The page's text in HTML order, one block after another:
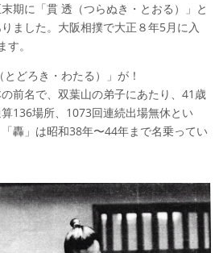
期に「貫 透（つらぬき・とおる）」と
ました。大阪相撲で大正８年5月に入
。
どろき・わたる）」が！
前名で、双葉山の弟子にあたり、41歳
136場所、1073回連続出場無休とい
轟」は昭和38年〜44年まで名乗ってい